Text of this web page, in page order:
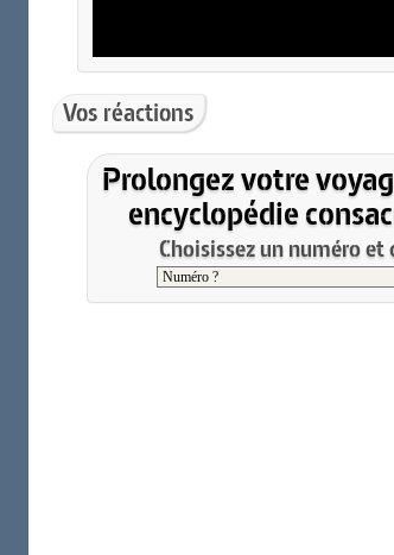
Vos réactions
Prolongez votre
encyclopédie
Choisissez un numéro